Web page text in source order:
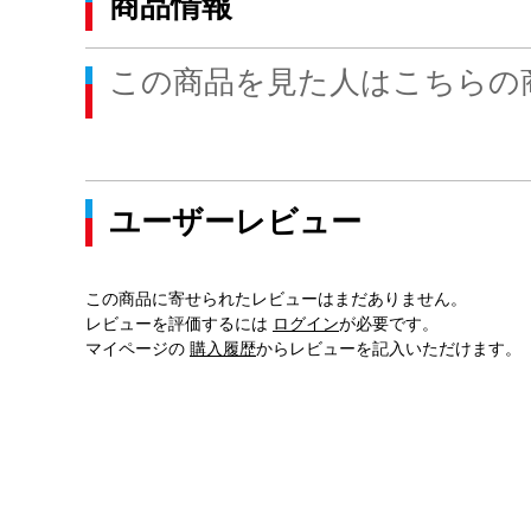
この商品を見た人はこちら
ユーザーレビュー
この商品に寄せられたレビューはまだありません。
レビューを評価するには ログインが必要です。
マイページの 購入履歴からレビューを記入いただけます。